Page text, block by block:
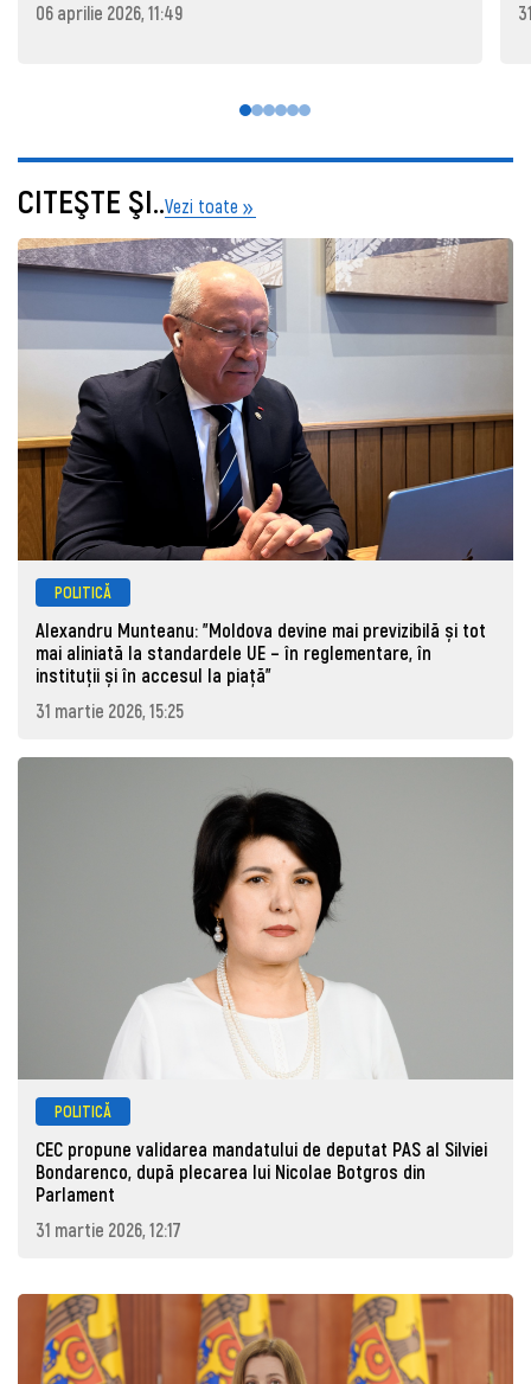
06 aprilie 2026, 11:49
CITEŞTE ŞI..Vezi toate
POLITICĂ
Alexandru Munteanu: "Moldova devine mai previzibilă și tot
mai aliniată la standardele UE – în reglementare, în
instituții și în accesul la piață"
31 martie 2026, 15:25
POLITICĂ
CEC propune validarea mandatului de deputat PAS al Silviei
Bondarenco, după plecarea lui Nicolae Botgros din
Parlament
31 martie 2026, 12:17